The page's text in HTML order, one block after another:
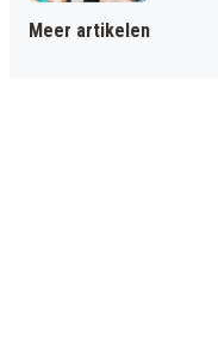
Meer artikelen